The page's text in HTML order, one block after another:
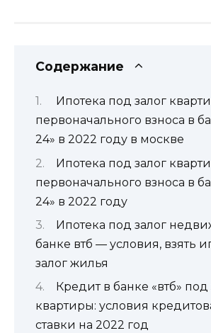
Содержание
Ипотека под залог
первоначального взноса в
24» в 2022 году в москве
Ипотека под залог
первоначального взноса в
24» в 2022 году
Ипотека под залог
банке втб — условия, взять
залог жилья
Кредит в банке «втб» под
квартиры: условия
ставки на 2022 год